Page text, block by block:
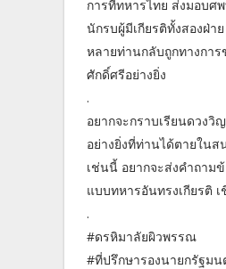
การที่ทหารไทย ส่งมอบศ
นักรบผู้มีเกียรติทั้งสองฝ่า
หลายท่านกลับถูกทางการ
ศักดิ์ศรีอย่างยิ่ง
.
อยากจะกราบเรียนดวง
อย่างยิ่งที่ท่านได้ตายใน
เช่นนี้ อยากจะส่งคำถาม
แบบทหารอันทรงเกียรติ
.
#ดรหิมาลัยผิวพรรณ
#ที่ปรึกษารองนายกรัฐมน